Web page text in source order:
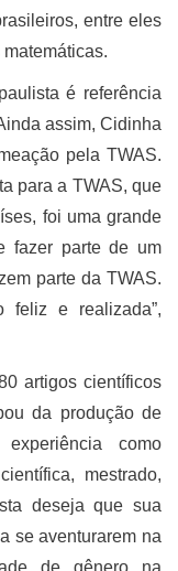
entre eles
é referência
assim, Cidinha
pela TWAS.
para a TWAS, que
foi uma grande
fazer parte de um
parte da TWAS.
feliz e realizada”,
artigos científicos
da produção de
como
mestrado,
deseja que sua
se aventurarem na
de gênero na